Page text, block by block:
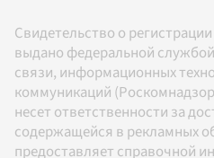
Свидетельство о
выдано федеральной
связи, информационных
коммуникаций
несет ответственности за
содержащейся в рекламных
предоставляет справочной